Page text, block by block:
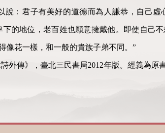
說：君子有美好的道德而為人謙恭，自己
的地位，老百姓也願意擁戴他。即使自己
像花一樣，和一般的貴族子弟不同。”
外傳》，臺北三民書局2012年版。經義為原